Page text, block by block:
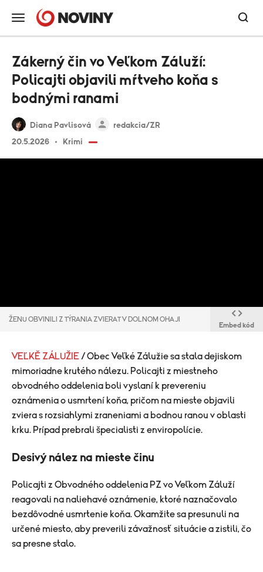
Diana Pavlisová
redakcia/ZR
20.5.2026
Krimi
Zákerný čin vo Veľkom Záluží:
Policajti objavili mŕtveho koňa s
bodnými ranami
ŽENU OBVINILI Z TÝRANIA ZVIERAT V DOLNOM OHAJI
Embed kód
VEĽKĚ ZÁLUŽIE / Obec Veľké Zálužie sa stala dejiskom
mimoriadne krutého nálezu. Policajti z miestneho
obvodného oddelenia boli vyslaní k prevereniu
oznámenia o usmrtení koňa, pričom na mieste objavili
zviera s rozsiahlymi zraneniami a bodnou ranou v oblasti
krku. Prípad prebrali špecialisti z enviropolície.
​Desivý nález na mieste činu
Policajti z Obvodného oddelenia PZ vo Veľkom Záluží
reagovali na naliehavé oznámenie, ktoré naznačovalo
bezdôvodné usmrtenie koňa. Okamžite sa presunuli na
určené miesto, aby preverili závažnosť situácie a zistili, čo
sa presne stalo.